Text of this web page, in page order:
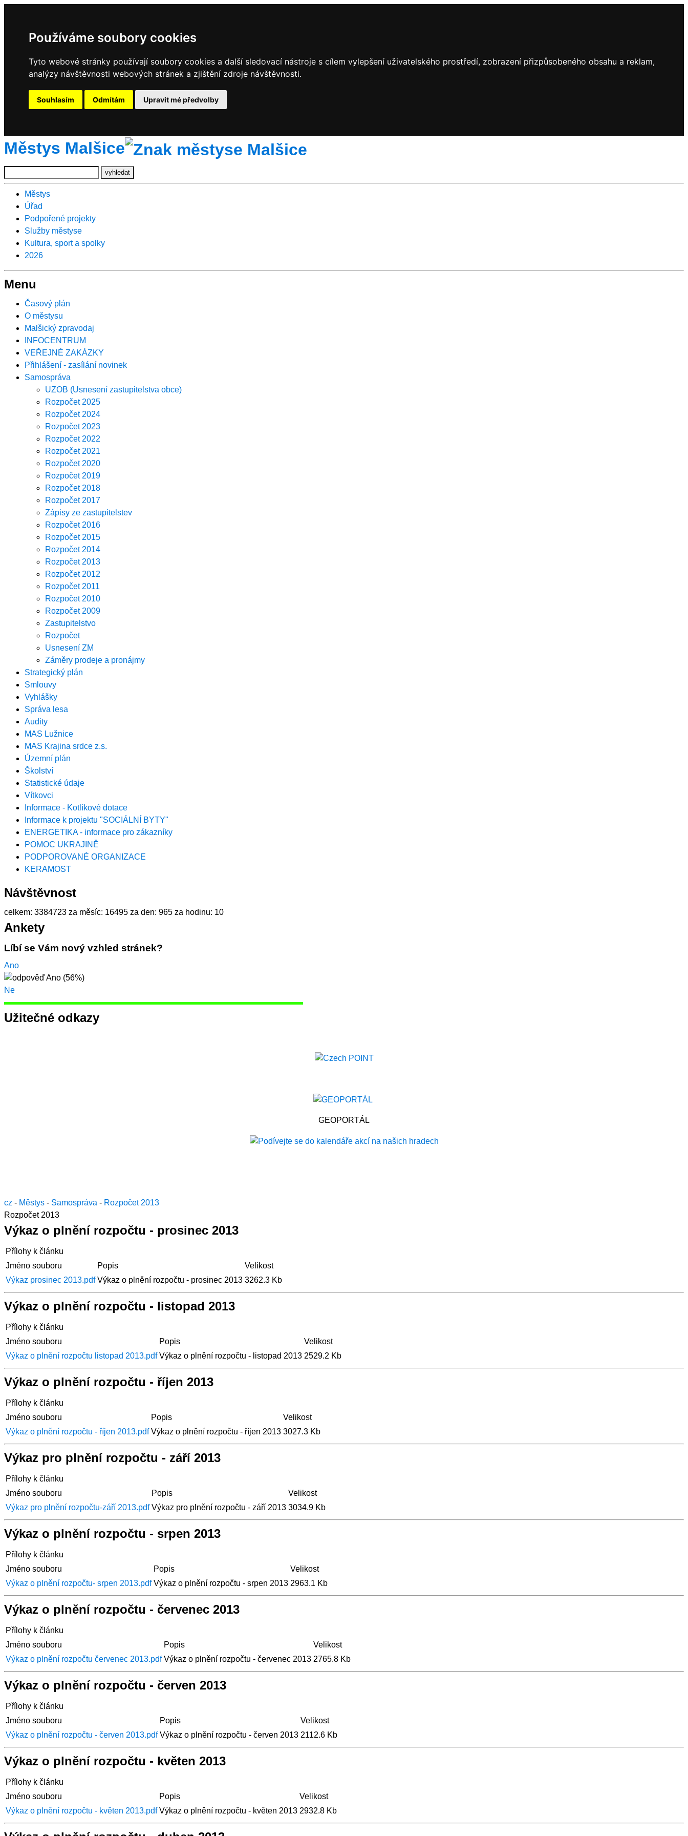
Používáme soubory cookies
Tyto webové stránky používají soubory cookies a další sledovací nástroje s cílem vylepšení uživatelského prostředí, zobrazení přizpůsobeného obsahu a reklam,
analýzy návštěvnosti webových stránek a zjištění zdroje návštěvnosti.
Souhlasím Odmítám Upravit mé předvolby
Městys Malšice
Městys
Úřad
Podpořené projekty
Služby městyse
Kultura, sport a spolky
2026
Menu
Časový plán
O městysu
Malšický zpravodaj
INFOCENTRUM
VEŘEJNÉ ZAKÁZKY
Přihlášení - zasílání novinek
Samospráva
UZOB (Usnesení zastupitelstva obce)
Rozpočet 2025
Rozpočet 2024
Rozpočet 2023
Rozpočet 2022
Rozpočet 2021
Rozpočet 2020
Rozpočet 2019
Rozpočet 2018
Rozpočet 2017
Zápisy ze zastupitelstev
Rozpočet 2016
Rozpočet 2015
Rozpočet 2014
Rozpočet 2013
Rozpočet 2012
Rozpočet 2011
Rozpočet 2010
Rozpočet 2009
Zastupitelstvo
Rozpočet
Usnesení ZM
Záměry prodeje a pronájmy
Strategický plán
Smlouvy
Vyhlášky
Správa lesa
Audity
MAS Lužnice
MAS Krajina srdce z.s.
Územní plán
Školství
Statistické údaje
Vítkovci
Informace - Kotlíkové dotace
Informace k projektu "SOCIÁLNÍ BYTY"
ENERGETIKA - informace pro zákazníky
POMOC UKRAJINĚ
PODPOROVANÉ ORGANIZACE
KERAMOST
Návštěvnost
celkem: 3384723 za měsíc: 16495 za den: 965 za hodinu: 10
Ankety
Líbí se Vám nový vzhled stránek?
Ano
Ne
Užitečné odkazy
GEOPORTÁL
cz - Městys - Samospráva - Rozpočet 2013
Rozpočet 2013
Výkaz o plnění rozpočtu - prosinec 2013
Přílohy k článku
Jméno souboru
Popis
Velikost
Výkaz prosinec 2013.pdf Výkaz o plnění rozpočtu - prosinec 2013 3262.3 Kb
Výkaz o plnění rozpočtu - listopad 2013
Přílohy k článku
Jméno souboru
Popis
Velikost
Výkaz o plnění rozpočtu listopad 2013.pdf Výkaz o plnění rozpočtu - listopad 2013 2529.2 Kb
Výkaz o plnění rozpočtu - říjen 2013
Přílohy k článku
Jméno souboru
Popis
Velikost
Výkaz o plnění rozpočtu - říjen 2013.pdf Výkaz o plnění rozpočtu - říjen 2013 3027.3 Kb
Výkaz pro plnění rozpočtu - září 2013
Přílohy k článku
Jméno souboru
Popis
Velikost
Výkaz pro plnění rozpočtu-září 2013.pdf Výkaz pro plnění rozpočtu - září 2013 3034.9 Kb
Výkaz o plnění rozpočtu - srpen 2013
Přílohy k článku
Jméno souboru
Popis
Velikost
Výkaz o plnění rozpočtu- srpen 2013.pdf Výkaz o plnění rozpočtu - srpen 2013 2963.1 Kb
Výkaz o plnění rozpočtu - červenec 2013
Přílohy k článku
Jméno souboru
Popis
Velikost
Výkaz o plnění rozpočtu červenec 2013.pdf Výkaz o plnění rozpočtu - červenec 2013 2765.8 Kb
Výkaz o plnění rozpočtu - červen 2013
Přílohy k článku
Jméno souboru
Popis
Velikost
Výkaz o plnění rozpočtu - červen 2013.pdf Výkaz o plnění rozpočtu - červen 2013 2112.6 Kb
Výkaz o plnění rozpočtu - květen 2013
Přílohy k článku
Jméno souboru
Popis
Velikost
Výkaz o plnění rozpočtu - květen 2013.pdf Výkaz o plnění rozpočtu - květen 2013 2932.8 Kb